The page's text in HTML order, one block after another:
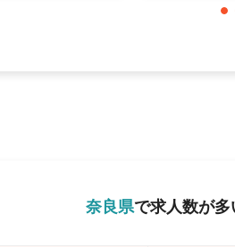
奈良県で求人数が